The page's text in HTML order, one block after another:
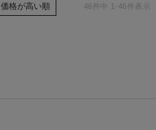
価格が高い順 46 件中 1 - 46 件表示